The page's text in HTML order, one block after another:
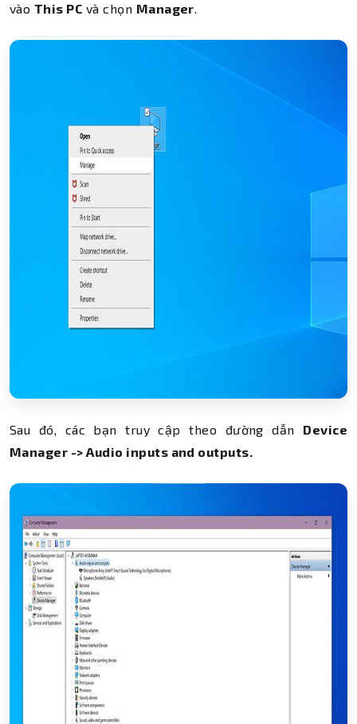
vào This PC và chọn Manager.
Sau đó, các bạn truy cập theo đường dẫn Device
Manager -> Audio inputs and outputs.